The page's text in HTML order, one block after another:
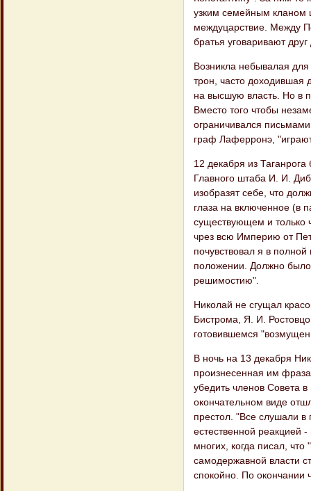
узким семейным кланом
междуцарствие. Между
братья уговаривают
Возникла небывалая
трон, часто доходившая
на высшую власть. Но в
Вместо того чтобы
ограничивался
граф Лаферронэ,
12 декабря из
Главного штаба И. И.
изобразят себе, что
глаза на включенное (в
существующем и только
чрез всю Империю от
почувствовал я в
положении. Должно
решимостию".
Николай не сгущал
Бистрома, Я. И.
готовившемся
В ночь на 13 декабря
произнесенная им
убедить членов Совета
окончательном виде
престол. "Все слушали в
естественной
многих, когда писал,
самодержавной власти
спокойно. По окончании